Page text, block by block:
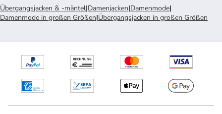
Übergangsjacken & -mäntel|Damenjacken|Damenmode|
Damenmode in großen Größen|Übergangsjacken in großen Größen